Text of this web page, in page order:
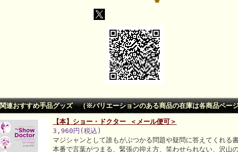
関連おすすめ手品グッズ （※バリエーションのある商品の在庫は各商品ペー
【本】ショー・ドクター ＜メール便可＞
3,960円(税込)
マジシャンとして誰もがぶつかる問題や疑問に答えてくれる書
本番で言葉がつまる、緊張の抑え方、笑わせられない、沢山